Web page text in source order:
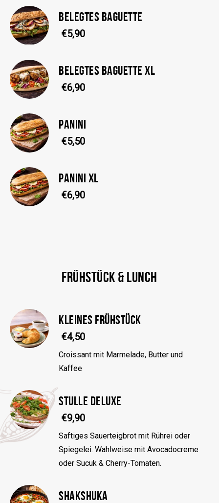
BELEGTES BAGUETTE
€5,90
BELEGTES BAGUETTE XL
€6,90
PANINI
€5,50
PANINI XL
€6,90
FRÜHSTÜCK & LUNCH
KLEINES FRÜHSTÜCK
€4,50
Croissant mit Marmelade, Butter und
Kaffee
STULLE DELUXE
€9,90
Saftiges Sauerteigbrot mit Rührei oder
Spiegelei. Wahlweise mit Avocadocreme
oder Sucuk & Cherry-Tomaten.
SHAKSHUKA